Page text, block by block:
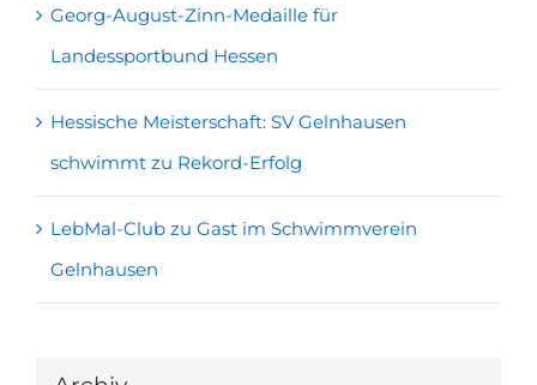
Georg-August-Zinn-Medaille für
Landessportbund Hessen
Hessische Meisterschaft: SV Gelnhausen
schwimmt zu Rekord-Erfolg
LebMal-Club zu Gast im Schwimmverein
Gelnhausen